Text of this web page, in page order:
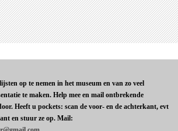
op te nemen in het museum en van zo veel
te maken. Help mee en mail ontbrekende
Heeft u pockets: scan de voor- en de achterkant, evt
en stuur ze op. Mail: